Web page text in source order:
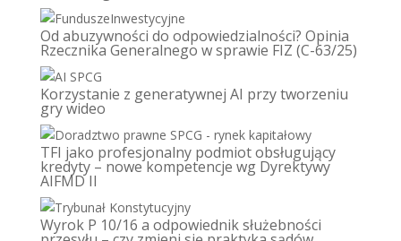
Od abuzywności do odpowiedzialności? Opinia
Rzecznika Generalnego w sprawie FIZ (C-63/25)
Korzystanie z generatywnej AI przy tworzeniu
gry wideo
TFI jako profesjonalny podmiot obsługujący
kredyty – nowe kompetencje wg Dyrektywy
AIFMD II
Wyrok P 10/16 a odpowiednik służebności